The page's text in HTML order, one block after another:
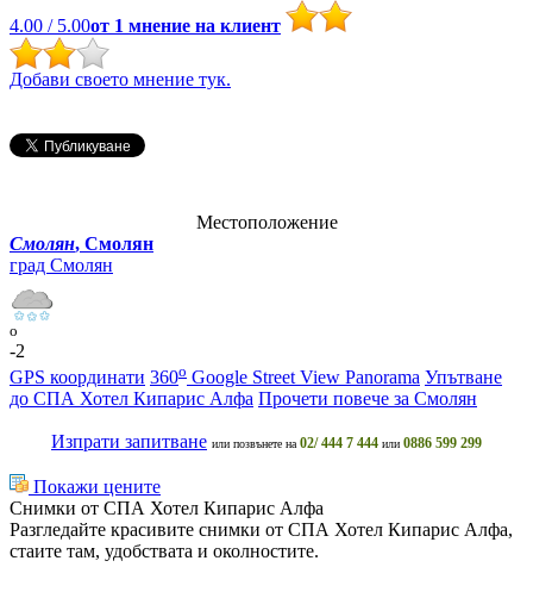
4.00 / 5.00от 1 мнение на клиент
Добави своето мнение тук.
Местоположение
Смолян, Смолян
град Смолян
o
-2
GPS координати 360o Google Street View Panorama Упътване
до СПА Хотел Кипарис Алфа Прочети повече за Смолян
Изпрати запитване или позвънете на 02/ 444 7 444 или 0886 599 299
Покажи цените
Снимки от СПА Хотел Кипарис Алфа
Разгледайте красивите снимки от СПА Хотел Кипарис Алфа,
стаите там, удобствата и околностите.